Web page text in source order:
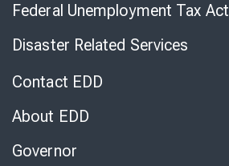
Federal Unemployment Tax Act
Disaster Related Services
Contact EDD
About EDD
Governor